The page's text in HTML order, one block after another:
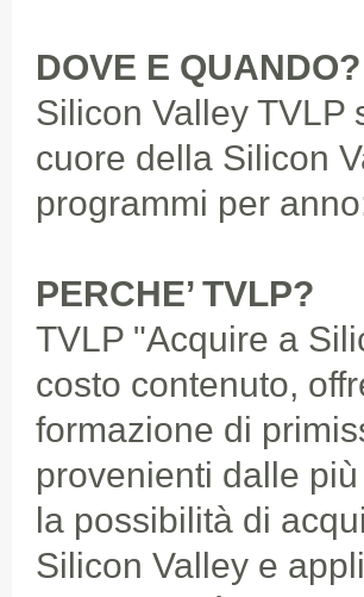
DOVE E QUANDO?
Silicon Valley TVLP
cuore della Silicon
programmi per
PERCHE’ TVLP?
TVLP "Acquire a
costo contenuto,
formazione di
provenienti dalle
la possibilità di
Silicon Valley e